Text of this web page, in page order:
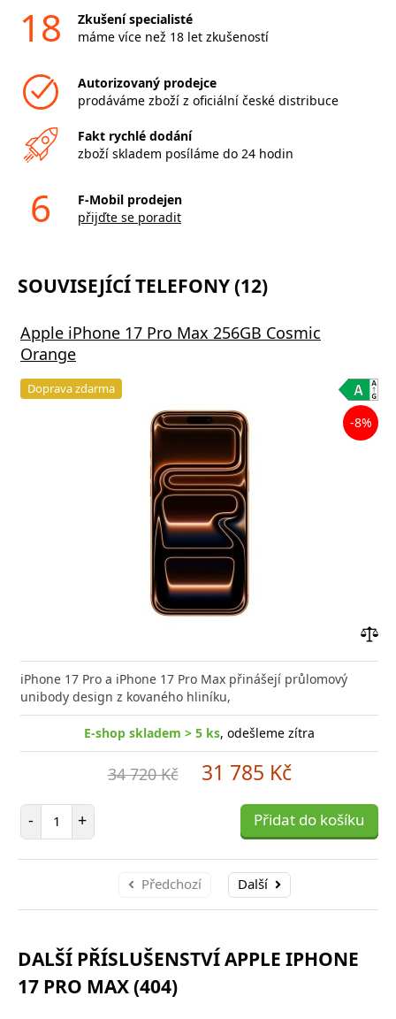
18
Zkušení specialisté
máme více než 18 let zkušeností
Autorizovaný prodejce
prodáváme zboží z oficiální české distribuce
Fakt rychlé dodání
zboží skladem posíláme do 24 hodin
6
F-Mobil prodejen
přijďte se poradit
SOUVISEJÍCÍ TELEFONY (12)
Apple iPhone 17 Pro Max 256GB Cosmic
Orange
Doprava zdarma
-8%
iPhone 17 Pro a iPhone 17 Pro Max přinášejí průlomový
unibody design z kovaného hliníku,
E-shop skladem > 5 ks, odešleme zítra
34 720 Kč 31 785 Kč
- Počet položek
+ Přidat do košíku
Předchozí Další
DALŠÍ PŘÍSLUŠENSTVÍ APPLE IPHONE
17 PRO MAX (404)